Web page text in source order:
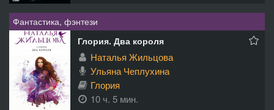
Фантастика, фэнтези
Глория. Два короля
Наталья Жильцова
Ульяна Чеплухина
Глория
10 ч. 5 мин.